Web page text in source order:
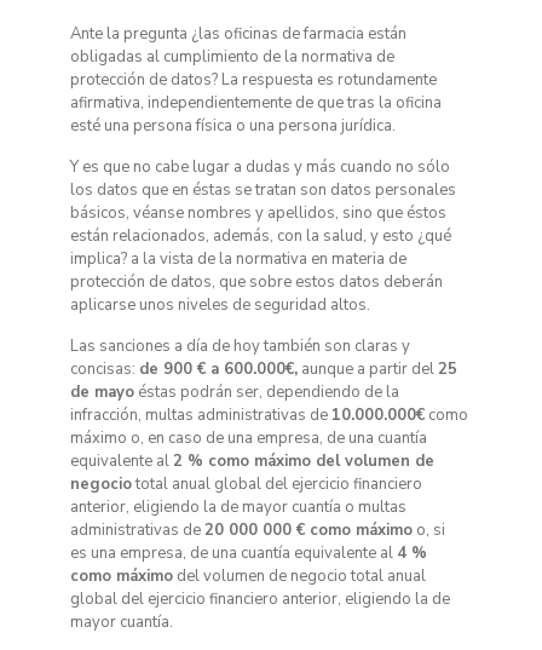
Ante la pregunta ¿las oficinas de farmacia están
obligadas al cumplimiento de la normativa de
protección de datos? La respuesta es rotundamente
afirmativa, independientemente de que tras la oficina
esté una persona física o una persona jurídica.
Y es que no cabe lugar a dudas y más cuando no sólo
los datos que en éstas se tratan son datos personales
básicos, véanse nombres y apellidos, sino que éstos
están relacionados, además, con la salud, y esto ¿qué
implica? a la vista de la normativa en materia de
protección de datos, que sobre estos datos deberán
aplicarse unos niveles de seguridad altos.
Las sanciones a día de hoy también son claras y
concisas: de 900 € a 600.000€, aunque a partir del25
de mayo éstas podrán ser, dependiendo de la
infracción, multas administrativas de 10.000.000€ como
máximo o, en caso de una empresa, de una cuantía
equivalente al2 % como máximo del volumen de
negociototal anual global del ejercicio financiero
anterior, eligiendo la de mayor cuantía o multas
administrativas de20 000 000 € como máximo o, si
es una empresa, de una cuantía equivalente al 4 %
como máximo del volumen de negocio total anual
global del ejercicio financiero anterior, eligiendo la de
mayor cuantía.